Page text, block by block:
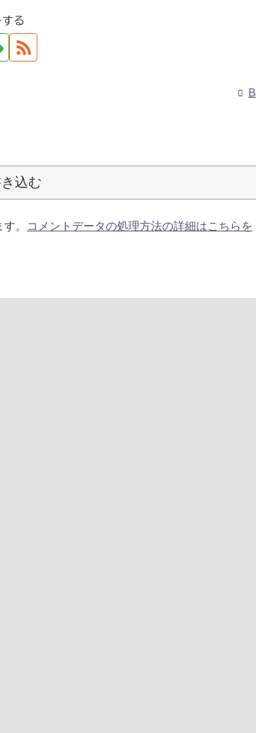
る
B
込む
。
コメントデータの処理方法の詳細はこちらを